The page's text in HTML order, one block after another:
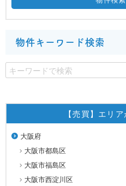
物件キーワード検索
【売買】エリ
大阪府
大阪市都島区
大阪市福島区
大阪市西淀川区